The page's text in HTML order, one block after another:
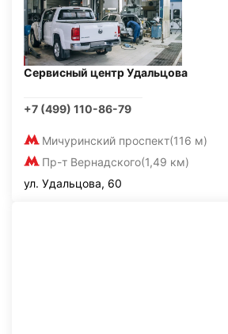
Сервисный центр Удальцова
+7 (499) 110-86-79
Мичуринский проспект(116 м)
Пр-т Вернадского(1,49 км)
ул. Удальцова, 60